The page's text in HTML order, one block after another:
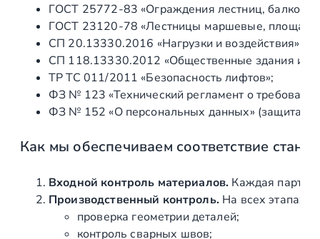
1
м
м
A
I
0
4
ГОСТ 25772‑83 «Ограждения лестниц,
ГОСТ 23120‑78 «Лестницы маршевые,
СП 20.13330.2016 «Нагрузки и воздействия»
СП 118.13330.2012 «Общественные здания и
ТР ТС 011/2011 «Безопасность лифтов»;
ФЗ № 123 «Технический регламент о
ФЗ № 152 «О персональных данных» (защита
Как мы обеспечиваем соответствие
Входной контроль материалов. Каждая партия
Производственный контроль.На всех этапах
проверка геометрии деталей;
контроль сварных швов;